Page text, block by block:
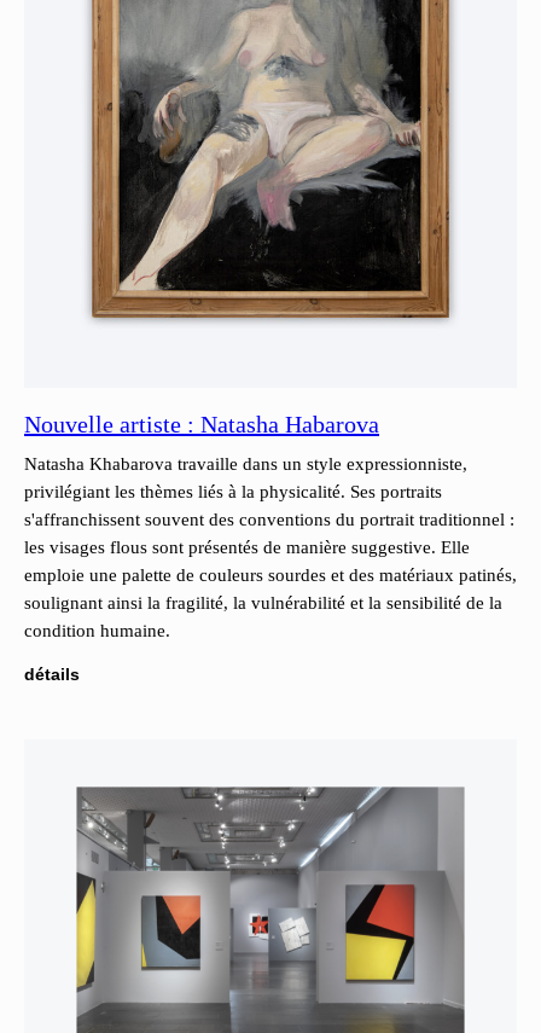
Nouvelle artiste : Natasha Habarova
Natasha Khabarova travaille dans un style expressionniste,
privilégiant les thèmes liés à la physicalité. Ses portraits
s'affranchissent souvent des conventions du portrait traditionnel :
les visages flous sont présentés de manière suggestive. Elle
emploie une palette de couleurs sourdes et des matériaux patinés,
soulignant ainsi la fragilité, la vulnérabilité et la sensibilité de la
condition humaine.
détails